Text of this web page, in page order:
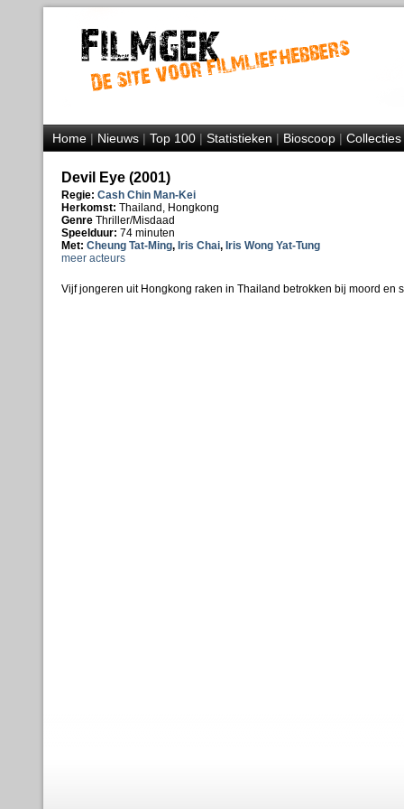
Home|Nieuws|Top 100|Statistieken|Bioscoop|Collecties
Devil Eye (2001)
Regie: Cash Chin Man-Kei
Herkomst: Thailand, Hongkong
Genre Thriller/Misdaad
Speelduur: 74 minuten
Met: Cheung Tat-Ming, Iris Chai, Iris Wong Yat-Tung
meer acteurs
Vijf jongeren uit Hongkong raken in Thailand betrokken bij moord en